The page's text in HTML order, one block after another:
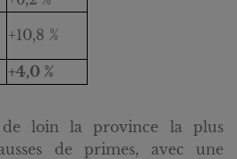
+10,8 %
+4,0 %
de loin la province la plus
de primes, avec une